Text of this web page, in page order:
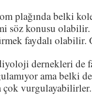
plağında belki
söz konusu
faydalı olabilir.
dernekleri de
ama belki
çok vurgulayabilirler.